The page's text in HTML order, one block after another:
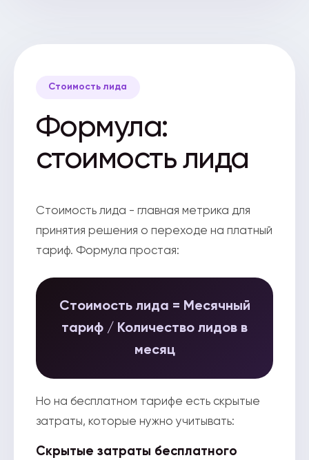
Стоимость лида
Формула:
стоимость лида
Стоимость лида - главная метрика для
принятия решения о переходе на платный
тариф. Формула простая:
Стоимость лида = Месячный
тариф / Количество лидов в
месяц
Но на бесплатном тарифе есть скрытые
затраты, которые нужно учитывать:
Скрытые затраты бесплатного